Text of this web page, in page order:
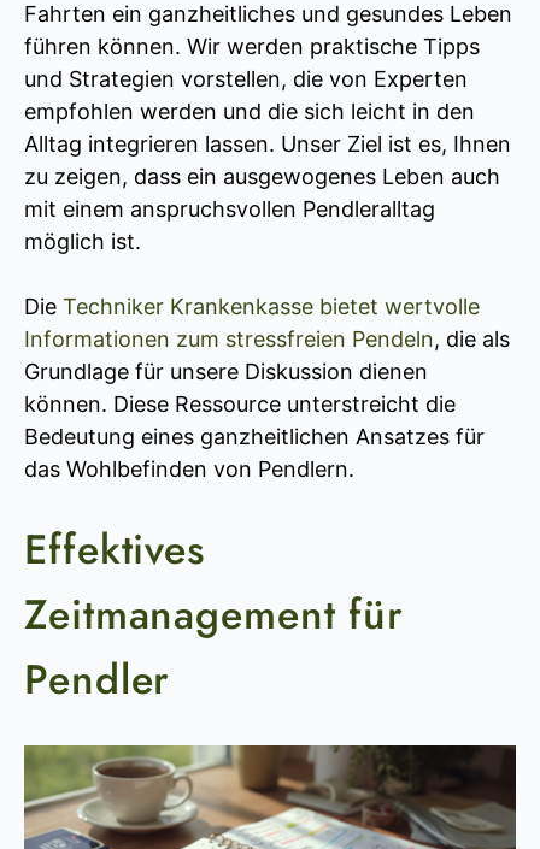
Fahrten ein ganzheitliches und gesundes Leben
führen können. Wir werden praktische Tipps
und Strategien vorstellen, die von Experten
empfohlen werden und die sich leicht in den
Alltag integrieren lassen. Unser Ziel ist es, Ihnen
zu zeigen, dass ein ausgewogenes Leben auch
mit einem anspruchsvollen Pendleralltag
möglich ist.
Die Techniker Krankenkasse bietet wertvolle
Informationen zum stressfreien Pendeln, die als
Grundlage für unsere Diskussion dienen
können. Diese Ressource unterstreicht die
Bedeutung eines ganzheitlichen Ansatzes für
das Wohlbefinden von Pendlern.
Effektives
Zeitmanagement für
Pendler